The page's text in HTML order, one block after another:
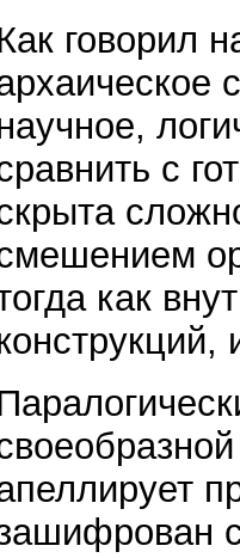
говорил
с
как